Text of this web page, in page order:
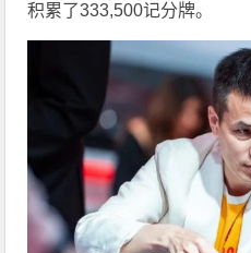
积累了333,500记分牌。